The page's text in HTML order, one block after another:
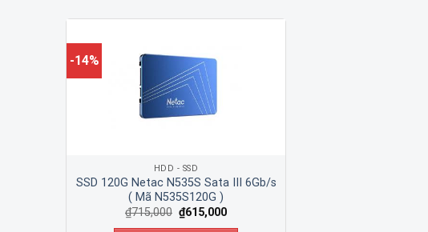
-14%
HDD - SSD
SSD 120G Netac N535S Sata III 6Gb/s
( Mã N535S120G )
₫715,000 ₫615,000